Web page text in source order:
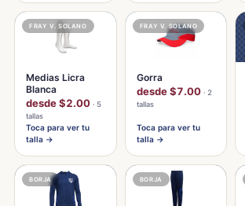
FRAY V. SOLANO
Medias Licra
Blanca
desde $2.00 · 5
tallas
Toca para ver tu
talla →
FRAY V. SOLANO
Gorra
desde $7.00 · 2
tallas
Toca para ver tu
talla →
BORJA BORJA